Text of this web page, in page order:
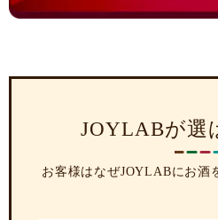
JOYLABが選
お客様はなぜJOYLABにお酒